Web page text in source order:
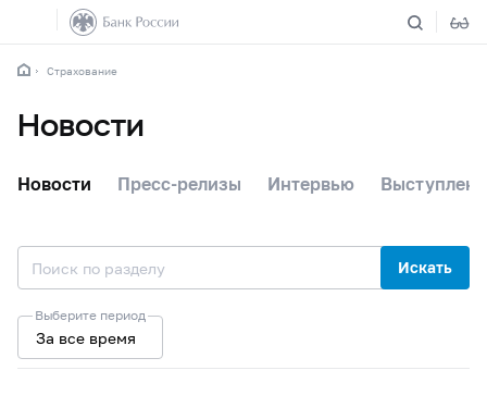
Страхование
Новости
Новости Пресс-релизы Интервью
Искать
Выберите период
За все время